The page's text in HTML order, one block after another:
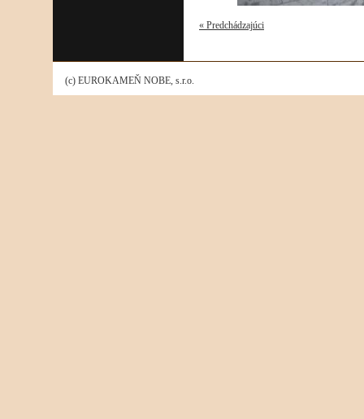
« Predchádzajúci
(c) EUROKAMEŇ NOBE, s.r.o.